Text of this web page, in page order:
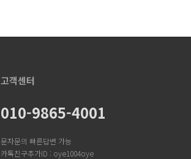
고객센터
010-9865-4001
문자문의 빠른답변 가능
카톡친구추가ID : oye1004oye